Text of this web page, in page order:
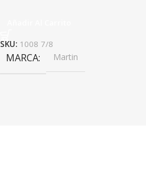
SKU: 1008 7/8
MARCA Martin